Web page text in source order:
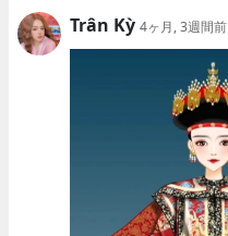
Trân Kỳ 4ヶ月, 3週間前